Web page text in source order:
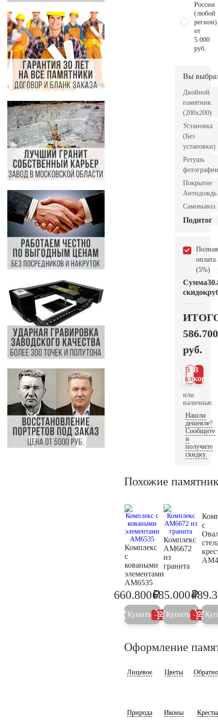
России
(любой
регион)
от
5.000
руб.
Вы
Двойной
памятник
(200х200)
Установка
(Без
установки)
Ретушь
фотографии
Покрытие
Антидождь
Самовывоз
Подитог
Полная
оплата
(5%)
Сумма
скидок
586.700
руб.
В
В 1
клик
или
наличные.
Нашли
дешевле?
Сообщите
и
получите
скидку.
Похожие
Комплекс
с
коваными
элементами
AM6535
695.600
660.800₽
Купить 5%
Комплекс
AM6672
из
гранита
685.000₽
Купить 5%
с
Оформление
Лицевое Цветы
Природа Иконы Кресты